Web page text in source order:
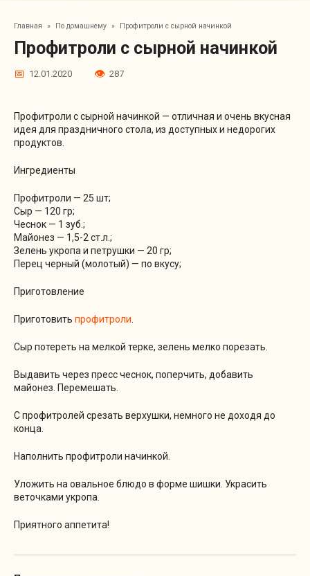
Главная » По домашнему » Профитроли с сырной начинкой
Профитроли с сырной начинкой
12.01.2020 287
Профитроли с сырной начинкой — отличная и очень вкусная
идея для праздничного стола, из доступных и недорогих
продуктов.
Ингредиенты
Профитроли — 25 шт;
Сыр — 120 гр;
Чеснок — 1 зуб.;
Майонез — 1,5-2 ст.л.;
Зелень укропа и петрушки — 20 гр;
Перец черный (молотый) — по вкусу;
Приготовление
Приготовить профитроли.
Сыр потереть на мелкой терке, зелень мелко порезать.
Выдавить через пресс чеснок, поперчить, добавить
майонез. Перемешать.
С профитролей срезать верхушки, немного не доходя до
конца.
Наполнить профитроли начинкой.
Уложить на овальное блюдо в форме шишки. Украсить
веточками укропа.
Приятного аппетита!